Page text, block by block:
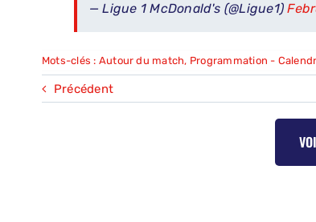
— Ligue 1 McDonald's (@Ligue1)
Mots-clés : Autour du match, Programmation -
Précédent